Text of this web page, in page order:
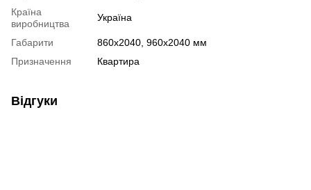
Країна
виробництва
Україна
Габарити
860х2040, 960х2040 мм
Призначення
Квартира
Відгуки